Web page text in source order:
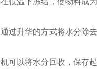
升华的方式将水分除去
以将水分回收，保存起